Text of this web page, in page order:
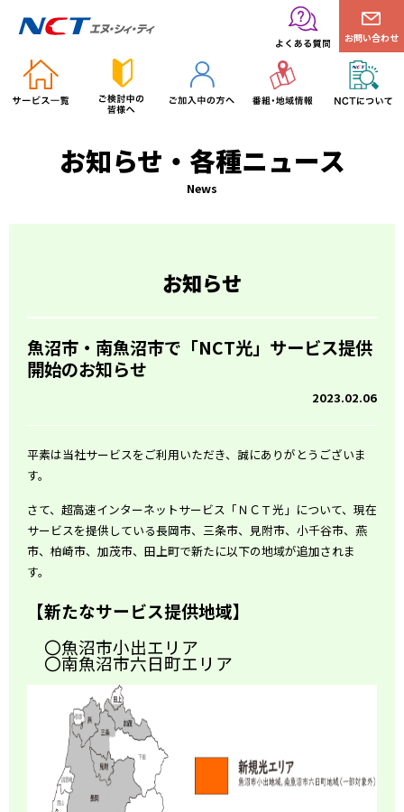
お問い合わせ
お知らせ・各種ニュース
News
お知らせ
魚沼市・南魚沼市で「NCT光」サービス提供
開始のお知らせ
2023.02.06
平素は当社サービスをご利用いただき、誠にありがとうございま
す。
さて、超高速インターネットサービス「ＮＣＴ光」について、現在
サービスを提供している長岡市、三条市、見附市、小千谷市、燕
市、柏崎市、加茂市、田上町で新たに以下の地域が追加されま
す。
【新たなサービス提供地域】
〇魚沼市小出エリア
〇南魚沼市六日町エリア